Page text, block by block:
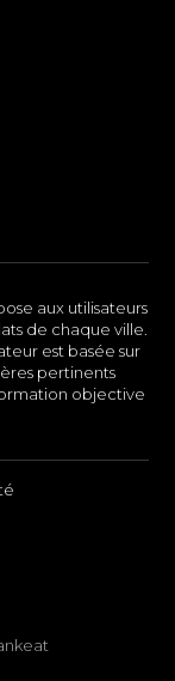
aux utilisateurs
de chaque ville.
est basée sur
pertinents
objective